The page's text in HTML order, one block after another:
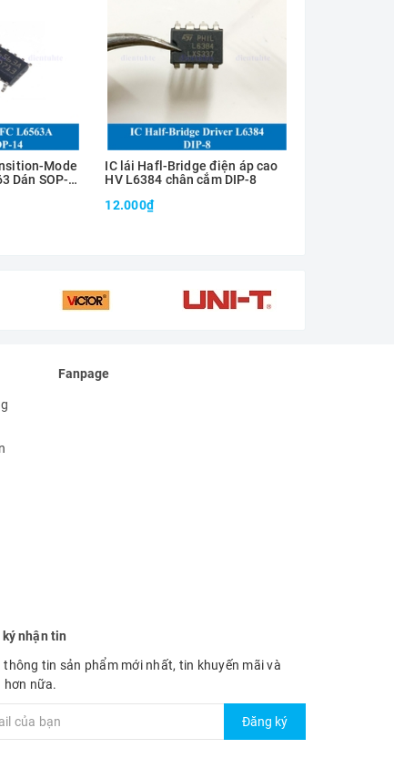
Mode
Dán SOP-
IC lái Hafl-Bridge điện áp cao
HV L6384 chân cắm DIP-8
12.000₫
Fanpage
nhận tin
thông tin sản phẩm mới nhất, tin khuyến mãi và
hơn nữa.
Đăng ký